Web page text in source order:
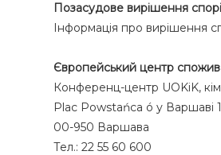
Позасудове вирішення
Інформація про вирішення
Європейський центр
Конференц-центр UOKiK,
Plac Powstańca ó у Варшаві 1
00-950 Варшава
Тел.: 22 55 60 600